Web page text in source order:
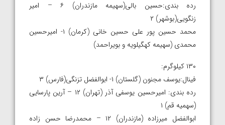
رده بندی:حسین بالی(سهیمه مازندران) ۶ – امیر
زنگویی(بوشهر) ۲
محمد حسین پور علی حسین خانی (کرمان) ۱- امیرحسین
محمدی (سهیمه کهگیلویه و بویراحمد)
۱۳۰ کیلوگرم:
فینال:یوسف مجنون (گلستان) ۱- ابوالفضل تزنگی(فارس) ۳
رده بندی: امیرحسین یوسفی آذر (تهران) ۱۲ – آرین پارسایی
(سهمیه قم) ۱
ابوالفضل میرزاده (مازندران) ۱۲ – محمدرضا حسن زاده